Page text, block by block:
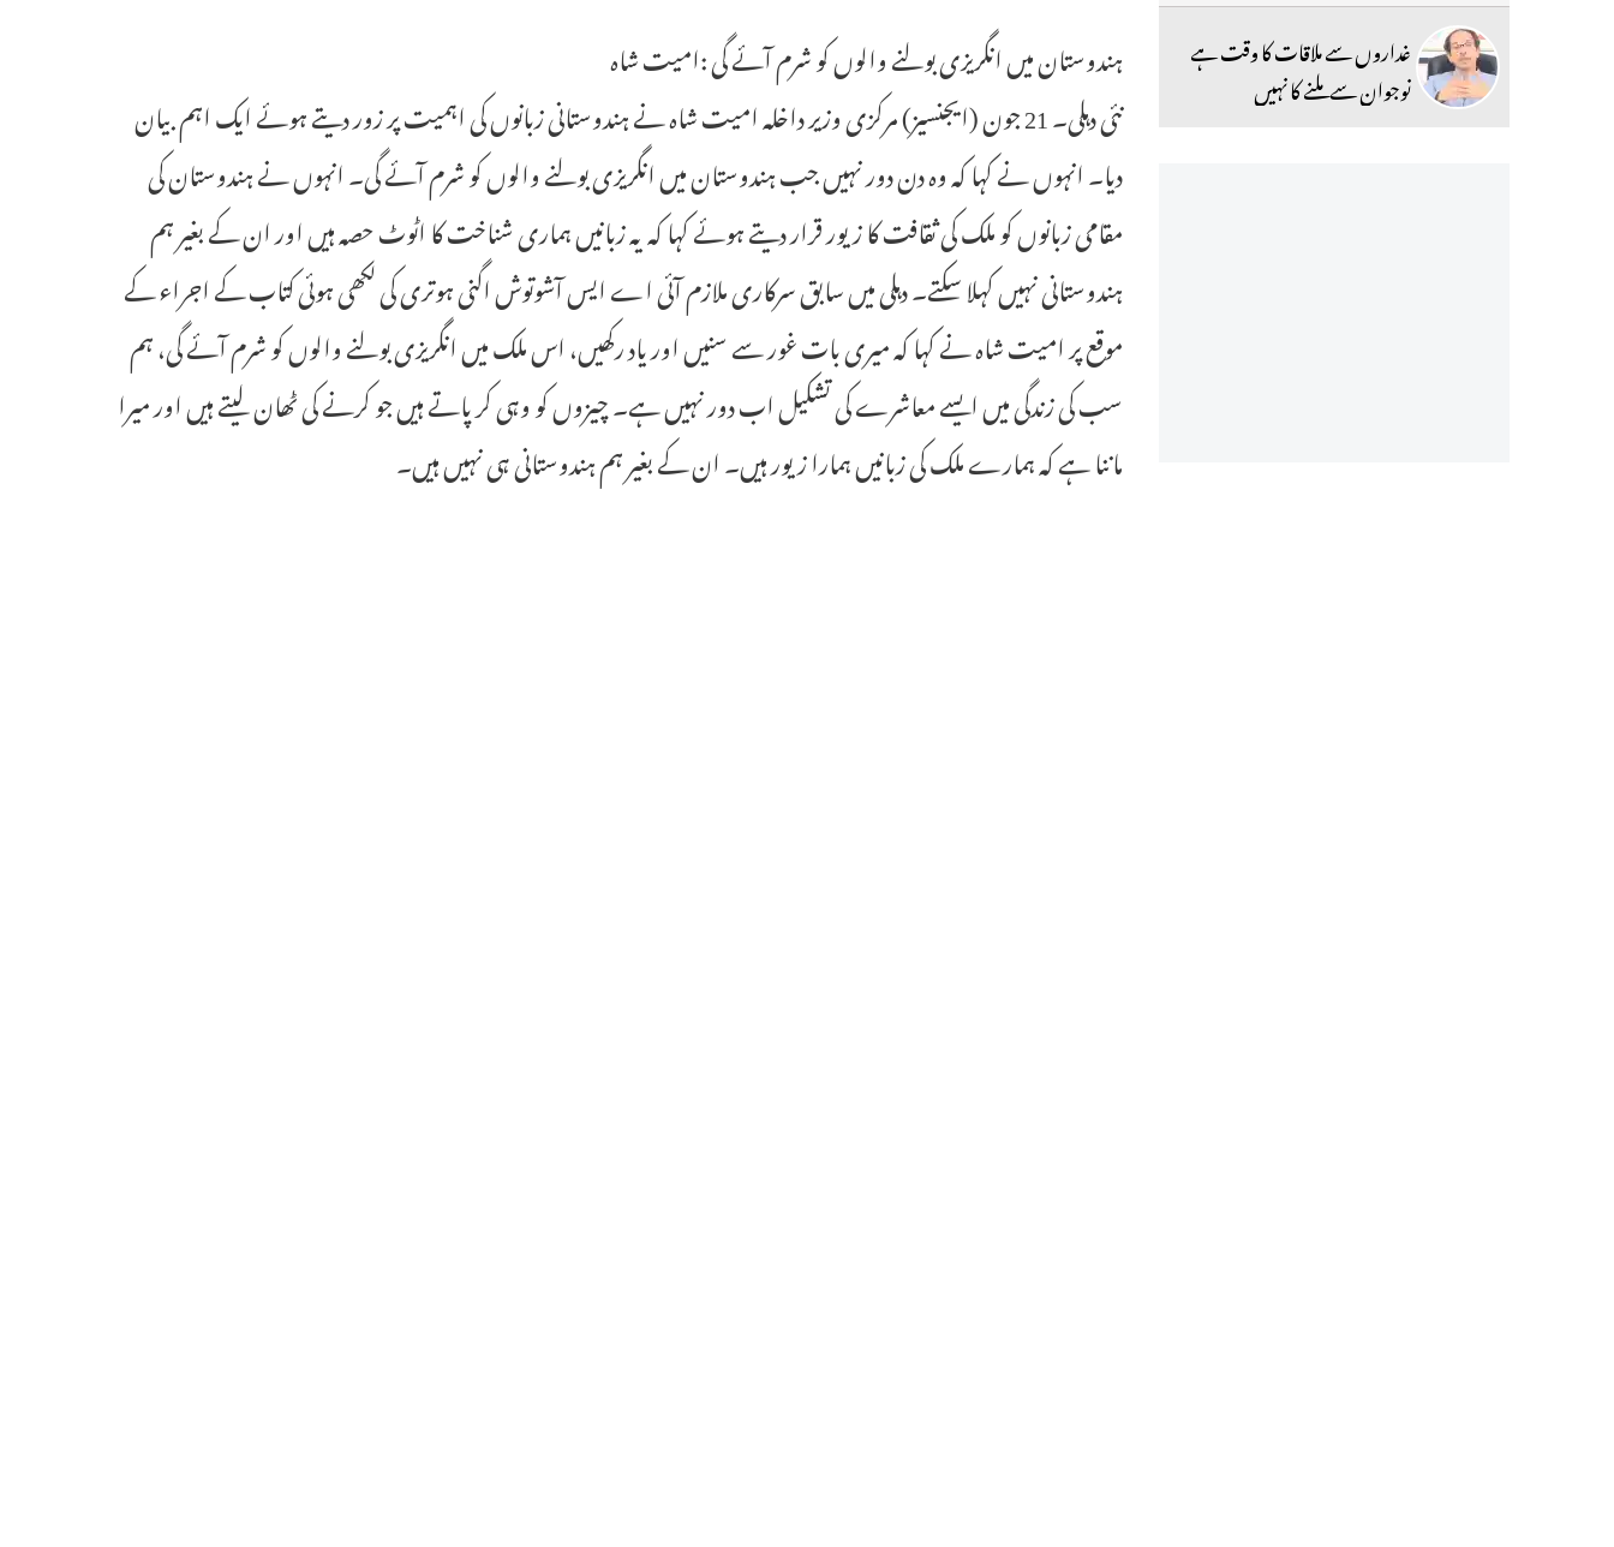
ہندوستان میں انگریزی بولنے والوں کو شرم آئے گی :امیت شاہ
نئی دہلی۔ 21 جون (ایجنسیز) مرکزی وزیر داخلہ امیت شاہ نے ہندوستانی زبانوں کی اہمیت پر زور دیتے ہوئے ایک اہم بیان
دیا۔ انہوں نے کہا کہ وہ دن دور نہیں جب ہندوستان میں انگریزی بولنے والوں کو شرم آئے گی۔ انہوں نے ہندوستان کی
مقامی زبانوں کو ملک کی ثقافت کا زیور قرار دیتے ہوئے کہا کہ یہ زبانیں ہماری شناخت کا اٹوٹ حصہ ہیں اور ان کے بغیر ہم
ہندوستانی نہیں کہلا سکتے۔ دہلی میں سابق سرکاری ملازم آئی اے ایس آشوتوش اگنی ہوتری کی لکھی ہوئی کتاب کے اجراء کے
موقع پر امیت شاہ نے کہا کہ میری بات غور سے سنیں اور یاد رکھیں، اس ملک میں انگریزی بولنے والوں کو شرم آئے گی، ہم
سب کی زندگی میں ایسے معاشرے کی تشکیل اب دور نہیں ہے۔ چیزوں کو وہی کر پاتے ہیں جو کرنے کی ٹھان لیتے ہیں اور میرا
ماننا ہے کہ ہمارے ملک کی زبانیں ہمارا زیور ہیں۔ ان کے بغیر ہم ہندوستانی ہی نہیں ہیں۔
غداروں سے ملاقات کا وقت ہے
نوجوان سے ملنے کا نہیں